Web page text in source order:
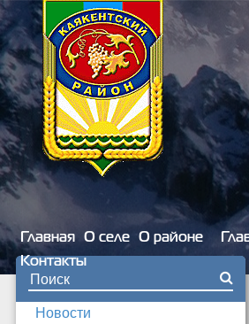
Перейти к основному содержанию
Главная О селе О районе
Контакты
Форма поиска
Новости